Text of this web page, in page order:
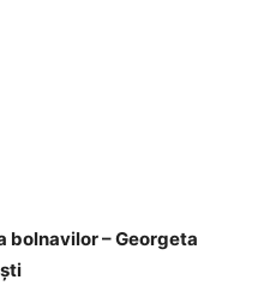
bolnavilor – Georgeta